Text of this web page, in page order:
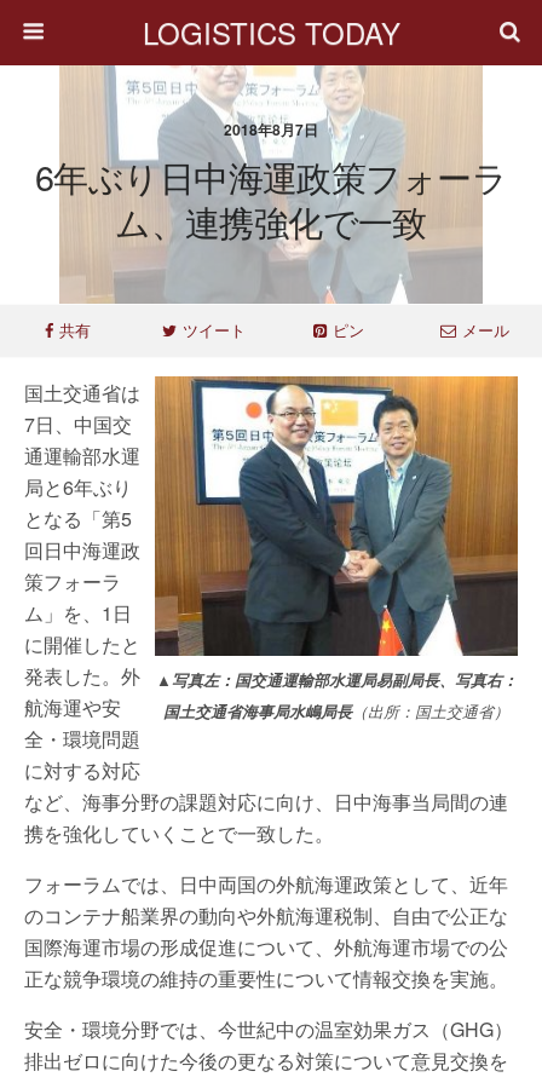
LOGISTICS TODAY
2018年8月7日
6年ぶり日中海運政策フォーラ
ム、連携強化で一致
共有 ツイート ピン メール
▲写真左：国交通運輸部水運局易副局長、写真右：
国土交通省海事局水嶋局長（出所：国土交通省）
国土交通省は
7日、中国交
通運輸部水運
局と6年ぶり
となる「第5
回日中海運政
策フォーラ
ム」を、1日
に開催したと
発表した。外
航海運や安
全・環境問題
に対する対応
など、海事分野の課題対応に向け、日中海事当局間の連
携を強化していくことで一致した。
フォーラムでは、日中両国の外航海運政策として、近年
のコンテナ船業界の動向や外航海運税制、自由で公正な
国際海運市場の形成促進について、外航海運市場での公
正な競争環境の維持の重要性について情報交換を実施。
安全・環境分野では、今世紀中の温室効果ガス（GHG）
排出ゼロに向けた今後の更なる対策について意見交換を